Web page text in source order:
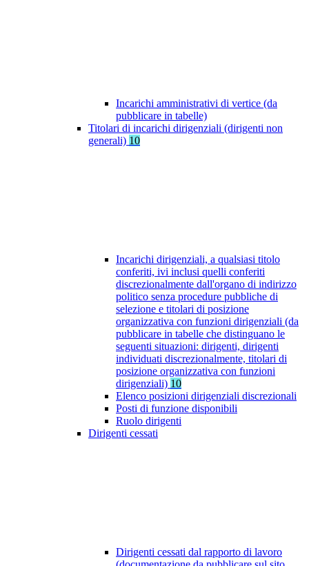
Incarichi amministrativi di vertice (da
pubblicare in tabelle)
Titolari di incarichi dirigenziali (dirigenti non
generali) 10
Incarichi dirigenziali, a qualsiasi titolo
conferiti, ivi inclusi quelli conferiti
discrezionalmente dall'organo di indirizzo
politico senza procedure pubbliche di
selezione e titolari di posizione
organizzativa con funzioni dirigenziali (da
pubblicare in tabelle che distinguano le
seguenti situazioni: dirigenti, dirigenti
individuati discrezionalmente, titolari di
posizione organizzativa con funzioni
dirigenziali) 10
Elenco posizioni dirigenziali discrezionali
Posti di funzione disponibili
Ruolo dirigenti
Dirigenti cessati
Dirigenti cessati dal rapporto di lavoro